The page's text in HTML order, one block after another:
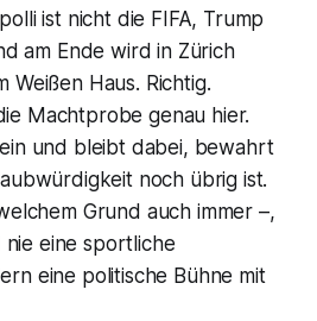
ist nicht die FIFA, Trump
am Ende wird in Zürich
Weißen Haus. Richtig.
Machtprobe genau hier.
und bleibt dabei, bewahrt
noch übrig ist.
Grund auch immer –,
eine sportliche
eine politische Bühne mit